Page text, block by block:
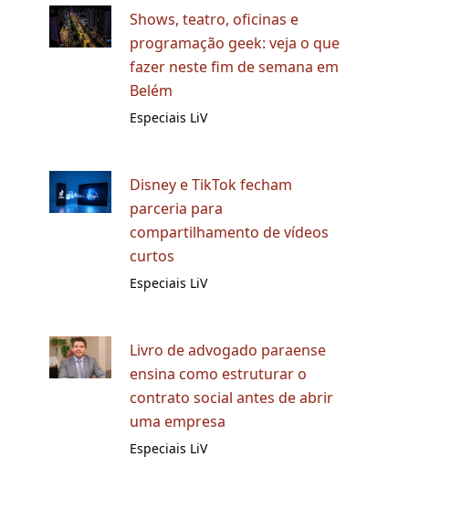
Shows, teatro, oficinas e
programação geek: veja o que
fazer neste fim de semana em
Belém
Especiais LiV
Disney e TikTok fecham
parceria para
compartilhamento de vídeos
curtos
Especiais LiV
Livro de advogado paraense
ensina como estruturar o
contrato social antes de abrir
uma empresa
Especiais LiV